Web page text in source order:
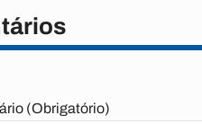
(Obrigatório)